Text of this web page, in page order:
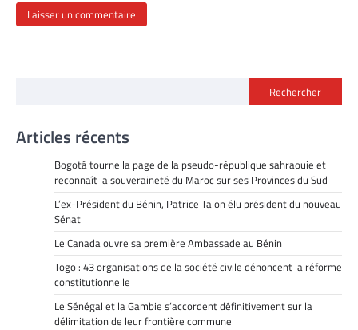
Rechercher
Articles récents
Bogotá tourne la page de la pseudo-république sahraouie et
reconnaît la souveraineté du Maroc sur ses Provinces du Sud
L’ex-Président du Bénin, Patrice Talon élu président du nouveau
Sénat
Le Canada ouvre sa première Ambassade au Bénin
Togo : 43 organisations de la société civile dénoncent la réforme
constitutionnelle
Le Sénégal et la Gambie s’accordent définitivement sur la
délimitation de leur frontière commune